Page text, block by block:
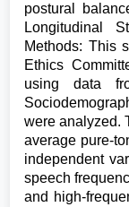
postural
Longitudinal
Methods: This
Ethics
using data
were analyzed.
average pure-
independent
speech
and high-